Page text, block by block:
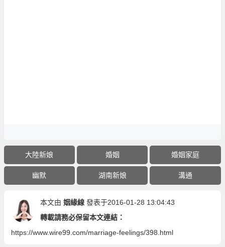
大陸新娘 婚姻 婚姻家庭
幽默 湖南新娘 溝通
本文由 姻緣線 發表于2016-01-28 13:04:43
轉載請務必保留本文連結：
https://www.wire99.com/marriage-feelings/398.html